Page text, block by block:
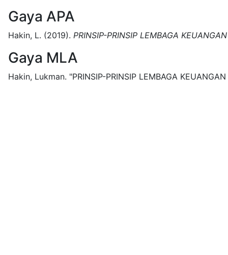
Gaya APA
Hakin, L. (2019). PRINSIP-PRINSIP LEMBAGA
Gaya MLA
Hakin, Lukman. "PRINSIP-PRINSIP LEMBAGA